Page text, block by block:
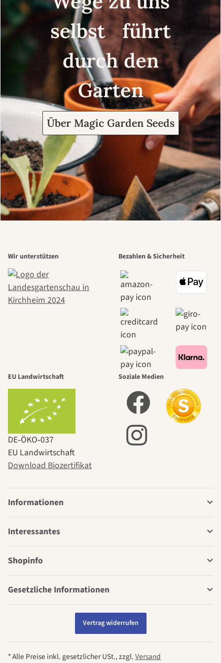
selbst führt
durch den
Garten
Über Magic Garden Seeds
Wir unterstützen Bezahlen & Sicherheit
EU Landwirtschaft
DE‑ÖKO‑037
EU Landwirtschaft
Download Biozertifikat
Soziale Medien
Informationen
Interessantes
Shopinfo
Gesetzliche Informationen
Vertrag widerrufen
* Alle Preise inkl. gesetzlicher USt., zzgl.Versand